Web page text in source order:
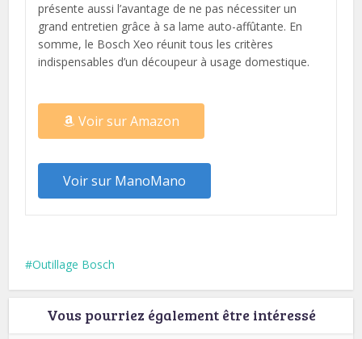
présente aussi l’avantage de ne pas nécessiter un
grand entretien grâce à sa lame auto-affûtante. En
somme, le Bosch Xeo réunit tous les critères
indispensables d’un découpeur à usage domestique.
Voir sur Amazon
Voir sur ManoMano
Outillage Bosch
Vous pourriez également être intéressé